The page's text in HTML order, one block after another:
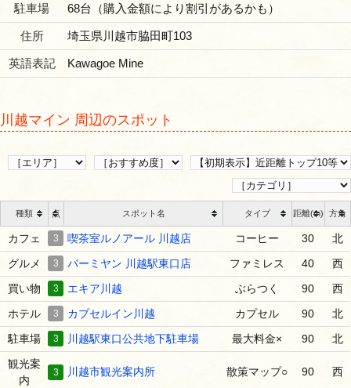
駐車場 68台（購入金額により割引があるかも）
住所 埼玉県川越市脇田町103
英語表記 Kawagoe Mine
川越マイン 周辺のスポット
種類 点 スポット名 タイプ 距離(m) 方角
カフェ 3 喫茶室ルノアール 川越店 コーヒー 30 北
グルメ 3 バーミヤン 川越駅東口店 ファミレス 40 西
買い物 3 エキア川越 ぶらつく 90 西
ホテル 3 カプセルイン川越 カプセル 90 北
駐車場 3 川越駅東口公共地下駐車場 最大料金× 90 北
観光案
内
3 川越市観光案内所 散策マップ○ 90 西